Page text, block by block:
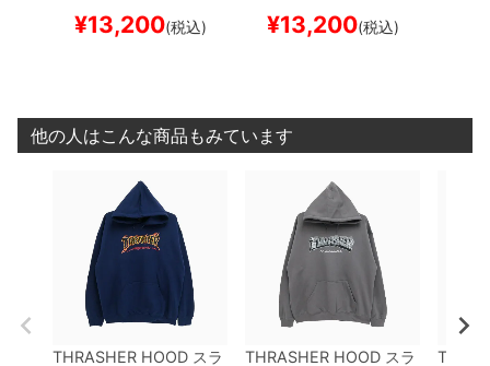
AVY（US企画）
トボード スケボー
¥13,200(税込)
AL（US企画） スケート
ボード スケボー
¥13,200(税込)
他の人はこんな商品もみています
THRASHER HOOD スラ
THRASHER HOOD スラ